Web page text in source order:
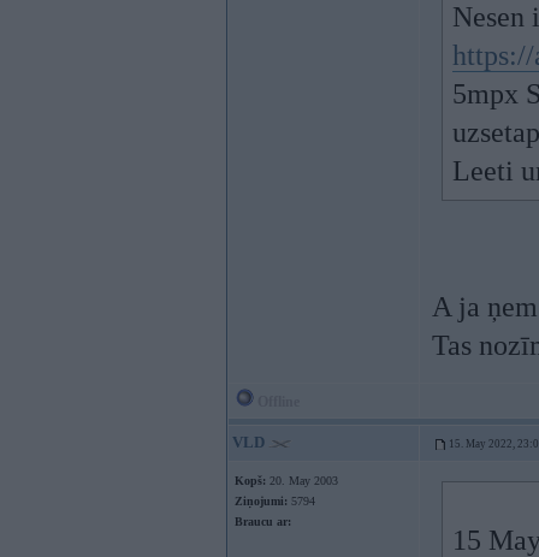
Nesen
5mpx
Leeti
A ja
Tas
VLD 15. May 2022,
Kopš: 20. May 2003
Ziņojumi: 5794
Braucu ar:
15